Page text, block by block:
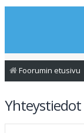
Foorumin etusivu